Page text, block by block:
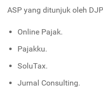
ASP yang ditunjuk oleh
Online Pajak.
Pajakku.
SoluTax.
Jurnal Consulting.